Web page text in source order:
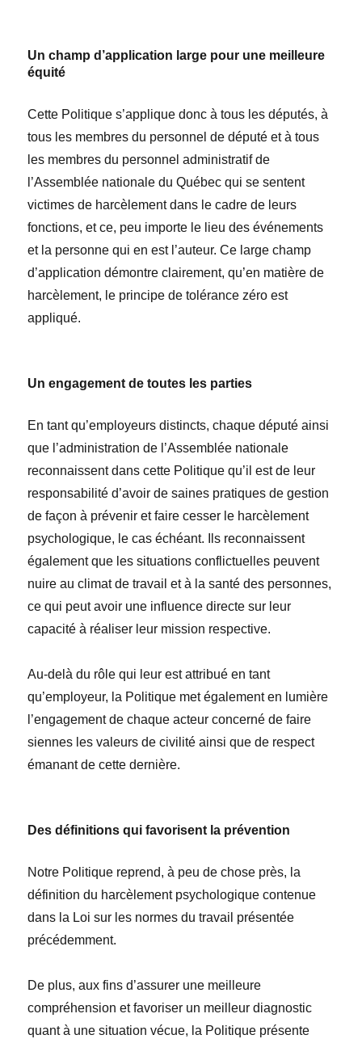
Un champ d’application large pour une meilleure
équité
Cette Politique s’applique donc à tous les députés, à
tous les membres du personnel de député et à tous
les membres du personnel administratif de
l’Assemblée nationale du Québec qui se sentent
victimes de harcèlement dans le cadre de leurs
fonctions, et ce, peu importe le lieu des événements
et la personne qui en est l’auteur. Ce large champ
d’application démontre clairement, qu’en matière de
harcèlement, le principe de tolérance zéro est
appliqué.
Un engagement de toutes les parties
En tant qu’employeurs distincts, chaque député ainsi
que l’administration de l’Assemblée nationale
reconnaissent dans cette Politique qu’il est de leur
responsabilité d’avoir de saines pratiques de gestion
de façon à prévenir et faire cesser le harcèlement
psychologique, le cas échéant. Ils reconnaissent
également que les situations conflictuelles peuvent
nuire au climat de travail et à la santé des personnes,
ce qui peut avoir une influence directe sur leur
capacité à réaliser leur mission respective.
Au-delà du rôle qui leur est attribué en tant
qu’employeur, la Politique met également en lumière
l’engagement de chaque acteur concerné de faire
siennes les valeurs de civilité ainsi que de respect
émanant de cette dernière.
Des définitions qui favorisent la prévention
Notre Politique reprend, à peu de chose près, la
définition du harcèlement psychologique contenue
dans la Loi sur les normes du travail présentée
précédemment.
De plus, aux fins d’assurer une meilleure
compréhension et favoriser un meilleur diagnostic
quant à une situation vécue, la Politique présente